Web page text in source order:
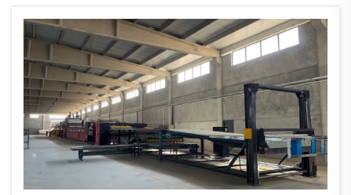
οικονομική αποδοτικότητα. Αλλά μια απρόσμενη
βλάβη...